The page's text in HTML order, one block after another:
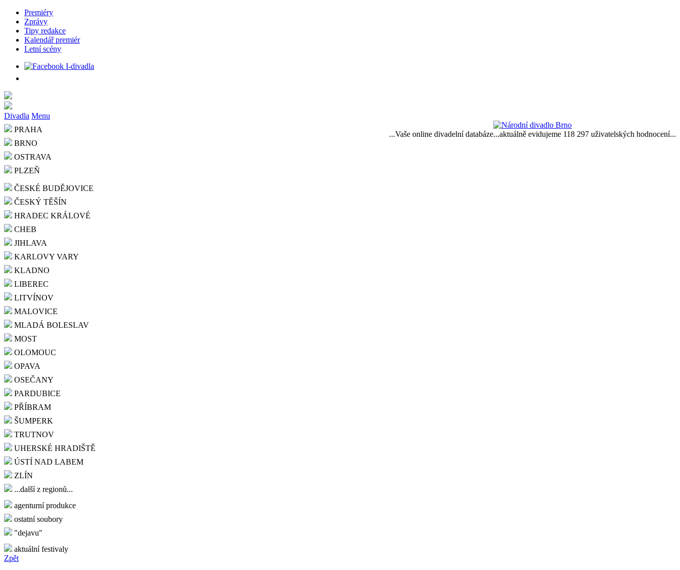
Premiéry
Zprávy
Tipy redakce
Kalendář premiér
Letní scény
Divadla Menu
...Vaše online divadelní databáze...aktuálně evidujeme 118 297 uživatelských hodnocení...
PRAHA
BRNO
OSTRAVA
PLZEŇ
ČESKÉ BUDĚJOVICE
ČESKÝ TĚŠÍN
HRADEC KRÁLOVÉ
CHEB
JIHLAVA
KARLOVY VARY
KLADNO
LIBEREC
LITVÍNOV
MALOVICE
MLADÁ BOLESLAV
MOST
OLOMOUC
OPAVA
OSEČANY
PARDUBICE
PŘÍBRAM
ŠUMPERK
TRUTNOV
UHERSKÉ HRADIŠTĚ
ÚSTÍ NAD LABEM
ZLÍN
...další z regionů...
agenturní produkce
ostatní soubory
"dejavu"
aktuální festivaly
Zpět